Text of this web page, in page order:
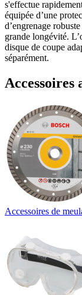
s'effectue
équipée d’une
d’engrenage
grande longévité.
disque de coupe
séparément.
Accessoires
Accessoires de